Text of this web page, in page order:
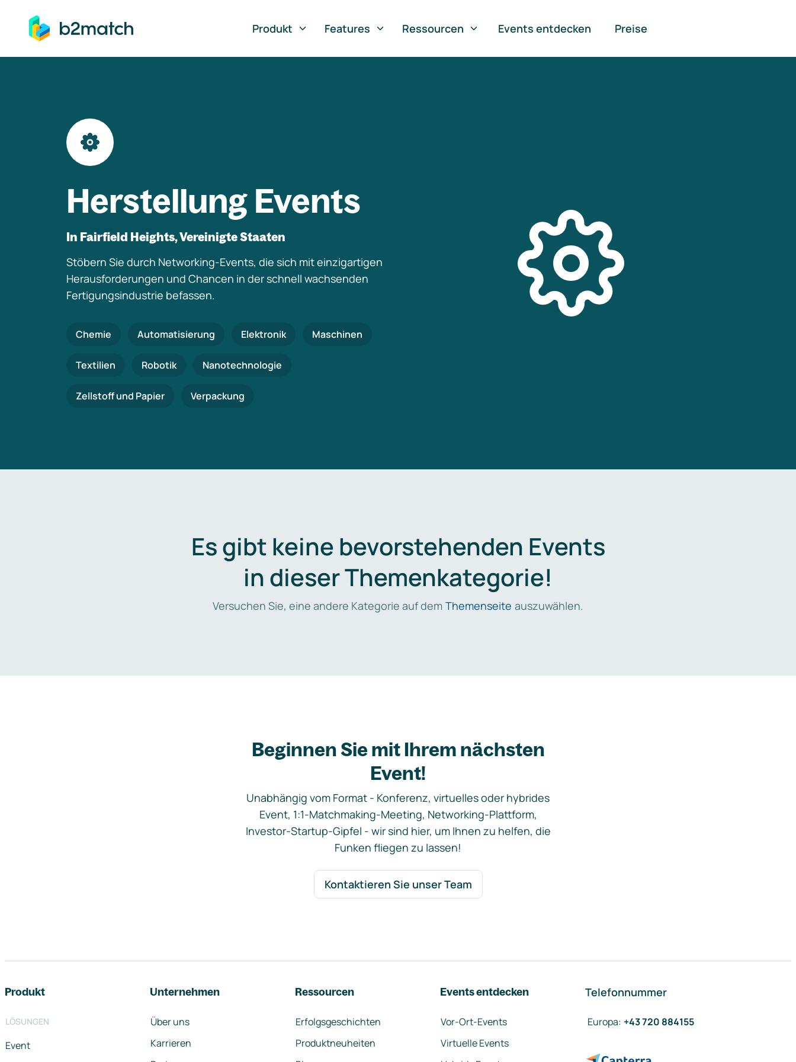
springen
Produkt
Features Ressourcen Events entdecken Preise
Herstellung Events
In Fairfield Heights, Vereinigte Staaten
Stöbern Sie durch Networking-Events, die sich mit einzigartigen
Herausforderungen und Chancen in der schnell wachsenden
Fertigungsindustrie befassen.
Chemie Automatisierung Elektronik Maschinen
Textilien Robotik Nanotechnologie
Zellstoff und Papier Verpackung
Es gibt keine bevorstehenden Events
in dieser Themenkategorie!
Versuchen Sie, eine andere Kategorie auf dem Themenseite auszuwählen.
Beginnen Sie mit Ihrem nächsten
Event!
Unabhängig vom Format - Konferenz, virtuelles oder hybrides
Event, 1:1-Matchmaking-Meeting, Networking-Plattform,
Investor-Startup-Gipfel - wir sind hier, um Ihnen zu helfen, die
Funken fliegen zu lassen!
Kontaktieren Sie unser Team
Produkt
LÖSUNGEN
Event
Unternehmen
Über uns
Karrieren
Ressourcen
Erfolgsgeschichten
Produktneuheiten
Events entdecken
Vor-Ort-Events
Virtuelle Events
Telefonnummer
Europa: +43 720 884155